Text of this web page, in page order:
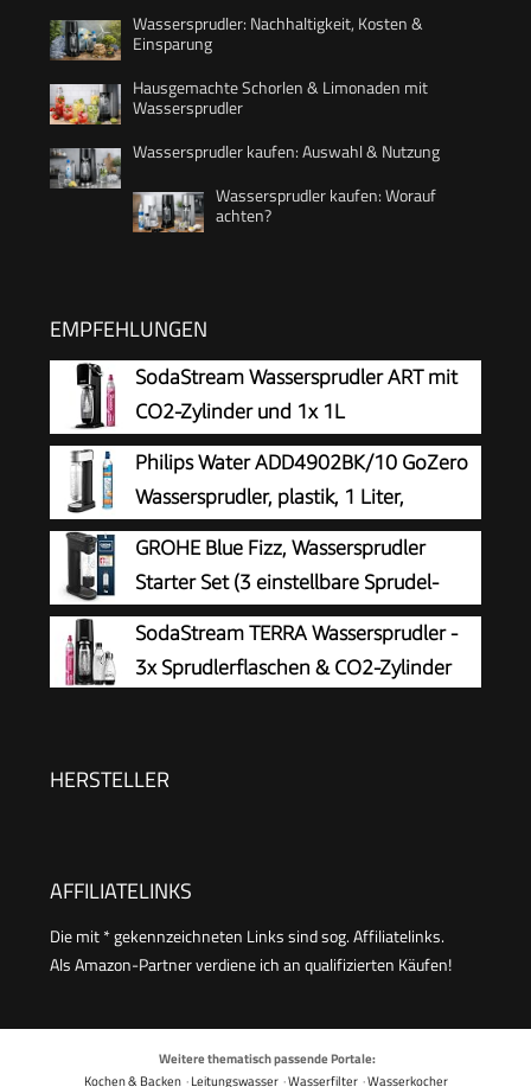
Wassersprudler: Nachhaltigkeit, Kosten &
Einsparung
Hausgemachte Schorlen & Limonaden mit
Wassersprudler
Wassersprudler kaufen: Auswahl & Nutzung
Wassersprudler kaufen: Worauf
achten?
EMPFEHLUNGEN
SodaStream Wassersprudler ART mit
CO2-Zylinder und 1x 1L
spülmaschinenfeste Kunststoff-
Flasche, Höhe 44cm, Schwarz, 44 cm
Philips Water ADD4902BK/10 GoZero
Wassersprudler, plastik, 1 Liter,
Schwarz
GROHE Blue Fizz, Wassersprudler
Starter Set (3 einstellbare Sprudel-
Stufen, ohne CO2 Flasche, 1x 0,85l
Wasserflasche + Reinigungspulver), schwarz,
31943K00
SodaStream TERRA Wassersprudler -
3x Sprudlerflaschen & CO2-Zylinder
HERSTELLER
AFFILIATELINKS
Die mit * gekennzeichneten Links sind sog. Affiliatelinks.
Als Amazon-Partner verdiene ich an qualifizierten Käufen!
Weitere thematisch passende Portale:
Kochen & Backen·Leitungswasser·Wasserfilter·Wasserkocher